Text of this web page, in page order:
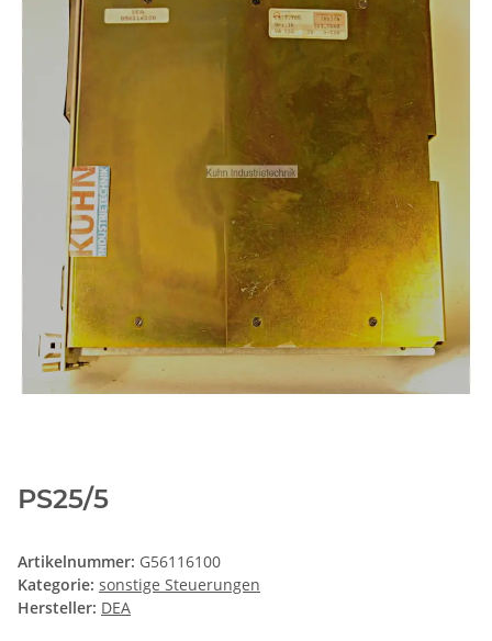
PS25/5
Artikelnummer: G56116100
Kategorie: sonstige Steuerungen
Hersteller: DEA